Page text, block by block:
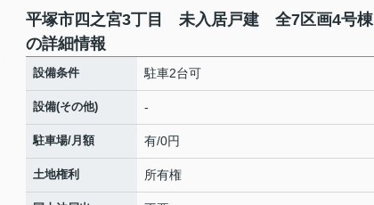
平塚市四之宮3丁目 未入居戸建 全7区画4号棟
の詳細情報
設備条件 駐車2台可
設備(その他) -
駐車場/月額 有/0円
土地権利 所有権